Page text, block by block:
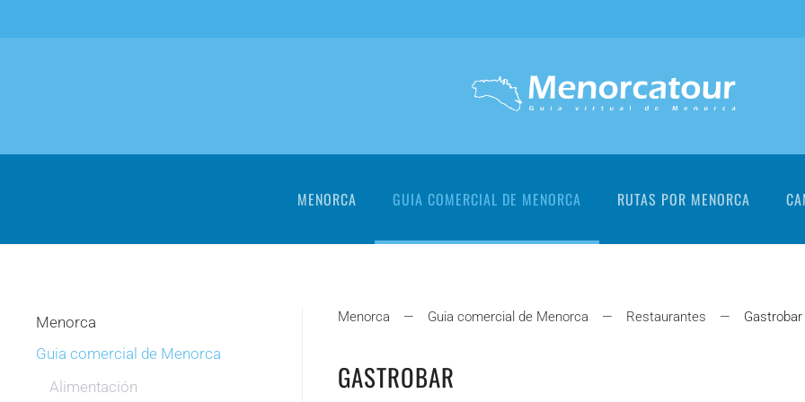
MENORCA GUIA COMERCIAL DE MENORCA RUTAS POR MENORCA
Menorca Guia comercial de Menorca Restaurantes Gastrobar
GASTROBAR
Menorca
Guia comercial de Menorca
Alimentación